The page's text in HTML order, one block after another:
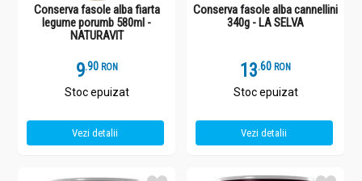
Conserva fasole alba fiarta
legume porumb 580ml -
NATURAVIT
9.9 RON
Stoc epuizat
Vezi detalii
Conserva fasole alba cannellini
340g - LA SELVA
13.6 RON
Stoc epuizat
Vezi detalii